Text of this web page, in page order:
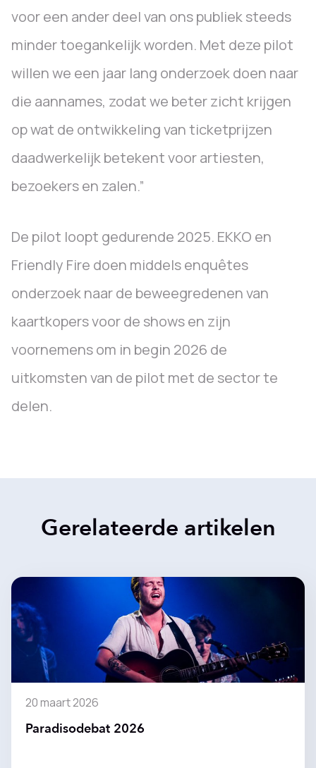
voor een ander deel van ons publiek steeds
minder toegankelijk worden. Met deze pilot
willen we een jaar lang onderzoek doen naar
die aannames, zodat we beter zicht krijgen
op wat de ontwikkeling van ticketprijzen
daadwerkelijk betekent voor artiesten,
bezoekers en zalen.”
De pilot loopt gedurende 2025. EKKO en
Friendly Fire doen middels enquêtes
onderzoek naar de beweegredenen van
kaartkopers voor de shows en zijn
voornemens om in begin 2026 de
uitkomsten van de pilot met de sector te
delen.
Gerelateerde artikelen
20 maart 2026
Paradisodebat 2026